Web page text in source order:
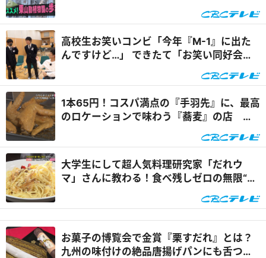
高校生お笑いコンビ「今年『M-1』に出た
んですけど…」 できたて「お笑い同好会」
1本65円！コスパ満点の『手羽先』に、最高
のロケーションで味わう『蕎麦』の店 岐
大学生にして超人気料理研究家「だれウ
マ」さんに教わる！食べ残しゼロの無限“ず
お菓子の博覧会で金賞『栗すだれ』とは？
九州の味付けの絶品唐揚げパンにも舌つづ